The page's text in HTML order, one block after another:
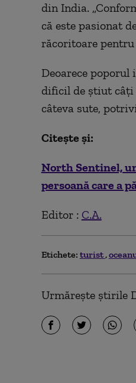
din India.
că este pasionat
răcoritoare pentru
Deoarece
dificil de știut câți
câteva sute,
Citește și:
North Sentinel,
persoană care a
Editor : C.A.
Etichete: turist
Urmărește știrile